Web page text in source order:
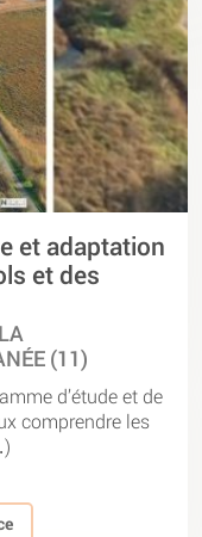
et adaptation
et des
(11)
d’étude et de
comprendre les